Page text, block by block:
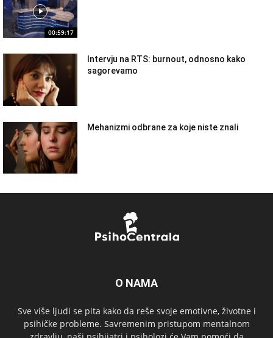
00:59:17
Intervju na RTS: burnout, odnosno kako
sagorevamo
Mehanizmi odbrane za koje niste znali
O NAMA
Sve više ljudi se pita kako da reše svoje emotivne, životne i
psihičke probleme. Savremenim pristupom mentalnom